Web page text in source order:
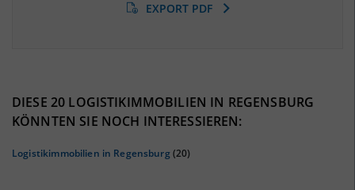
42%
EXPORT PDF
DIESE 20 LOGISTIKIMMOBILIEN IN REGENSBURG
KÖNNTEN SIE NOCH INTERESSIEREN:
Logistikimmobilien in Regensburg(20)